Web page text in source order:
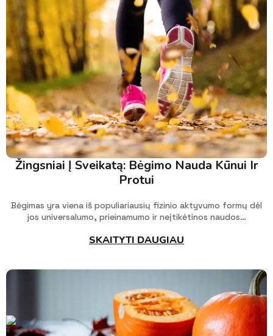
Žingsniai Į Sveikatą: Bėgimo Nauda Kūnui Ir
Protui
Bėgimas yra viena iš populiariausių fizinio aktyvumo formų dėl
jos universalumo, prieinamumo ir neįtikėtinos naudos…
SKAITYTI DAUGIAU